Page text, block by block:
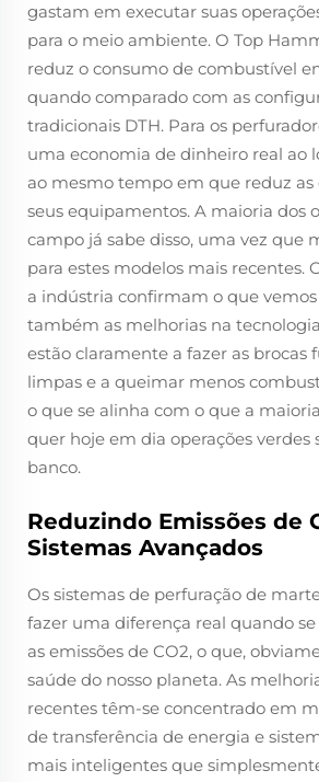
gastam em executar suas
para o meio ambiente. O Top
reduz o consumo de combustível
quando comparado com as
tradicionais DTH. Para os
uma economia de dinheiro real ao
ao mesmo tempo em que reduz as
seus equipamentos. A maioria dos
campo já sabe disso, uma vez que
para estes modelos mais recentes.
a indústria confirmam o que
também as melhorias na
estão claramente a fazer as brocas
limpas e a queimar menos
o que se alinha com o que a
quer hoje em dia operações verdes
banco.
Reduzindo Emissões de
Sistemas Avançados
Os sistemas de perfuração de
fazer uma diferença real quando
as emissões de CO2, o que,
saúde do nosso planeta. As
recentes têm-se concentrado em
de transferência de energia e
mais inteligentes que